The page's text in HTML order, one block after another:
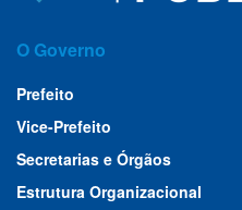
O Governo
Prefeito
Vice-Prefeito
Secretarias e Órgãos
Estrutura Organizacional